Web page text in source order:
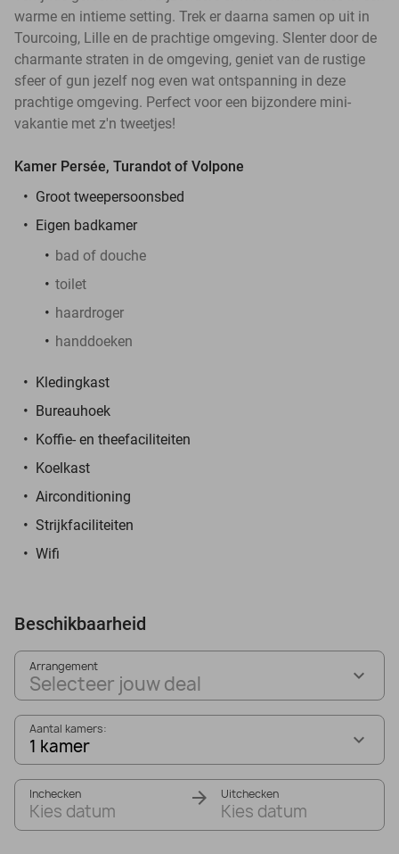
warme en intieme setting. Trek er daarna samen op uit in
Tourcoing, Lille en de prachtige omgeving. Slenter door de
charmante straten in de omgeving, geniet van de rustige
sfeer of gun jezelf nog even wat ontspanning in deze
prachtige omgeving. Perfect voor een bijzondere mini-
vakantie met z'n tweetjes!
Kamer Persée, Turandot of Volpone
Groot tweepersoonsbed
Eigen badkamer
bad of douche
toilet
haardroger
handdoeken
Kledingkast
Bureauhoek
Koffie- en theefaciliteiten
Koelkast
Airconditioning
Strijkfaciliteiten
Wifi
Beschikbaarheid
Arrangement
Selecteer jouw deal
Aantal kamers:
1 kamer
Inchecken
Kies datum
Uitchecken
Kies datum